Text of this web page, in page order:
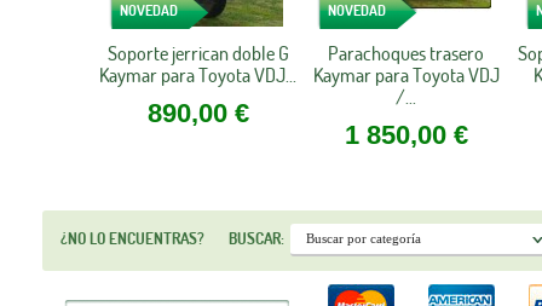
NOVEDAD
Soporte jerrican doble G
Kaymar para Toyota VDJ...
890,00 €
NOVEDAD
Parachoques trasero
Kaymar para Toyota VDJ
/...
1 850,00 €
¿NO LO ENCUENTRAS? BUSCAR: